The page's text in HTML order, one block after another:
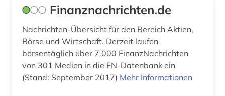
Finanznachrichten.de
Nachrichten-Übersicht für den Bereich Aktien,
Börse und Wirtschaft. Derzeit laufen
börsentäglich über 7.000 FinanzNachrichten
von 301 Medien in die FN-Datenbank ein
(Stand: September 2017) Mehr Informationen